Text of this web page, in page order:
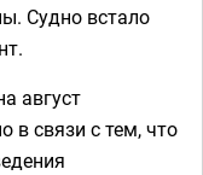
Судно встало
август
в связи с тем, что